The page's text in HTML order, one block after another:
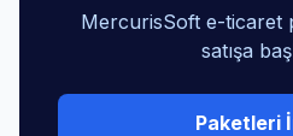
MercurisSoft e-ticaret
satışa
Paketleri